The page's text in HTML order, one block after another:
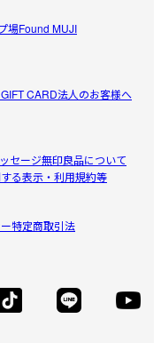
り可
たした服になってし
が、綿100%にこだわ
を作ってほしいで
ンがけが必要です
場Found MUJI
CARD法人のお客様へ
セージ無印良品について
る表示・利用規約等
特定商取引法